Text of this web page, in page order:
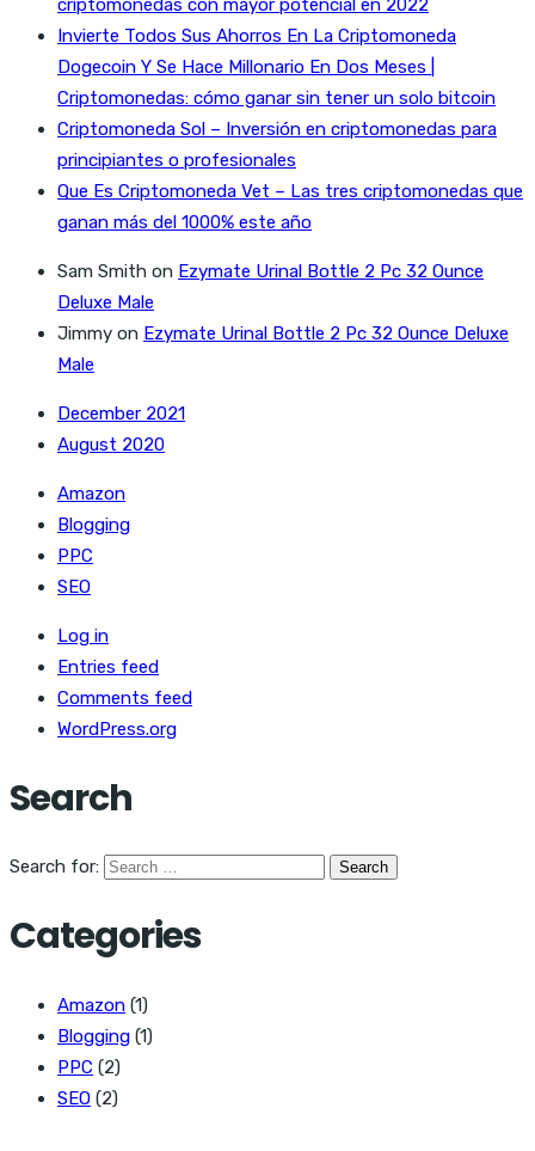
criptomonedas con mayor potencial en 2022
Invierte Todos Sus Ahorros En La Criptomoneda
Dogecoin Y Se Hace Millonario En Dos Meses |
Criptomonedas: cómo ganar sin tener un solo bitcoin
Criptomoneda Sol – Inversión en criptomonedas para
principiantes o profesionales
Que Es Criptomoneda Vet – Las tres criptomonedas que
ganan más del 1000% este año
Sam Smith on Ezymate Urinal Bottle 2 Pc 32 Ounce
Deluxe Male
Jimmy on Ezymate Urinal Bottle 2 Pc 32 Ounce Deluxe
Male
December 2021
August 2020
Amazon
Blogging
PPC
SEO
Log in
Entries feed
Comments feed
WordPress.org
Search
Search for:
Categories
Amazon (1)
Blogging (1)
PPC (2)
SEO (2)